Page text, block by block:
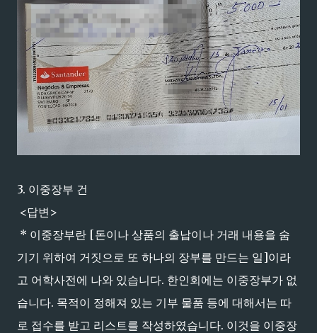
3. 이중장부 건
<답변>
* 이중장부란 [돈이나 상품의 출납이나 거래 내용을 숨
기기 위하여 거짓으로 또 하나의 장부를 만드는 일]이라
고 어학사전에 나와 있습니다. 한인회에는 이중장부가 없
습니다. 목적이 정해져 있는 기부 물품 등에 대해서는 따
로 접수를 받고 리스트를 작성하였습니다. 이것을 이중장